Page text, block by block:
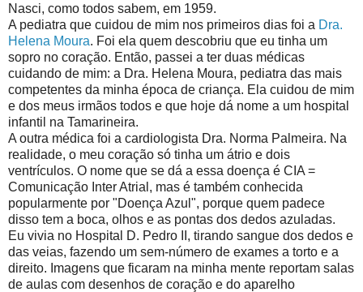
Nasci, como todos sabem, em 1959.
A pediatra que cuidou de mim nos primeiros dias foi a Dra.
Helena Moura. Foi ela quem descobriu que eu tinha um
sopro no coração. Então, passei a ter duas médicas
cuidando de mim: a Dra. Helena Moura, pediatra das mais
competentes da minha época de criança. Ela cuidou de mim
e dos meus irmãos todos e que hoje dá nome a um hospital
infantil na Tamarineira.
A outra médica foi a cardiologista Dra. Norma Palmeira. Na
realidade, o meu coração só tinha um átrio e dois
ventrículos. O nome que se dá a essa doença é CIA =
Comunicação Inter Atrial, mas é também conhecida
popularmente por "Doença Azul", porque quem padece
disso tem a boca, olhos e as pontas dos dedos azuladas.
Eu vivia no Hospital D. Pedro II, tirando sangue dos dedos e
das veias, fazendo um sem-número de exames a torto e a
direito. Imagens que ficaram na minha mente reportam salas
de aulas com desenhos de coração e do aparelho